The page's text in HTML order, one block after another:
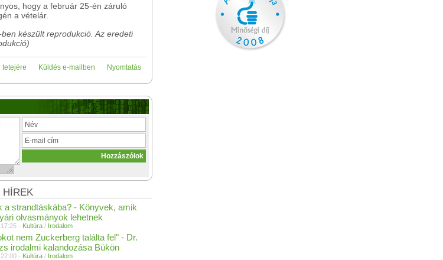
hogy a február 25-én záruló
a vételár.
készült reprodukció. Az eredeti
Nyomtatás
Küldés e-mailben
tetejére
HÍREK
a strandtáskába? - Könyvek, amik
olvasmányok lehetnek
- Kultúra / Irodalom
nem Zuckerberg találta fel" - Dr.
irodalmi kalandozása Bükön
- Kultúra / Irodalom